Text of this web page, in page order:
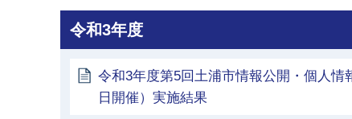
令和3年度
令和3年度第5回土浦市情報公開・個人情
日開催）実施結果